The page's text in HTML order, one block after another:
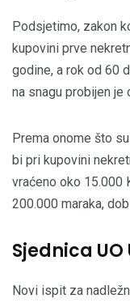
Podsjetimo, zakon
kupovini prve
godine, a rok od 60
na snagu probijen je
Prema onome što
bi pri kupovini
vraćeno oko 15.000
200.000 maraka,
Sjednica UO
Novi ispit za